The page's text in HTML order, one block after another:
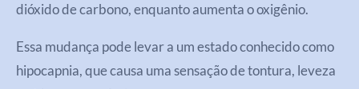
dióxido de carbono, enquanto aumenta o oxigênio.
Essa mudança pode levar a um estado conhecido como
hipocapnia, que causa uma sensação de tontura, leveza